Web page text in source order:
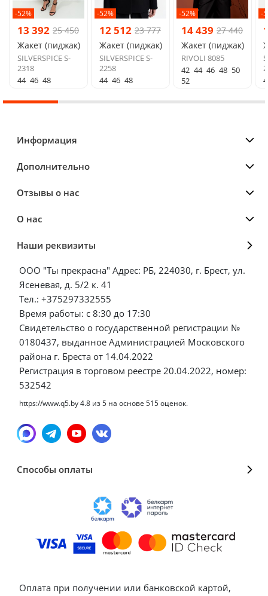
-52%
13 392 25 450
Жакет (пиджак)
SILVERSPICE S-
2318
44 46 48
-52%
12 512 23 777
Жакет (пиджак)
SILVERSPICE S-
2258
44 46 48
-52%
14 439 27 440
Жакет (пиджак)
RIVOLI 8085
42 44 46 48 50
52
-
Информация
Дополнительно
Отзывы о нас
О нас
Наши реквизиты
ООО "Ты прекрасна" Адрес: РБ, 224030, г. Брест, ул.
Ясеневая, д. 5/2 к. 41
Тел.: +375297332555
Время работы: с 8:30 до 17:30
Свидетельство о государственной регистрации №
0180437, выданное Администрацией Московского
района г. Бреста от 14.04.2022
Регистрация в торговом реестре 20.04.2022, номер:
532542
https://www.q5.by4.8 из5 на основе 515оценок.
Способы оплаты
Оплата при получении или банковской картой,